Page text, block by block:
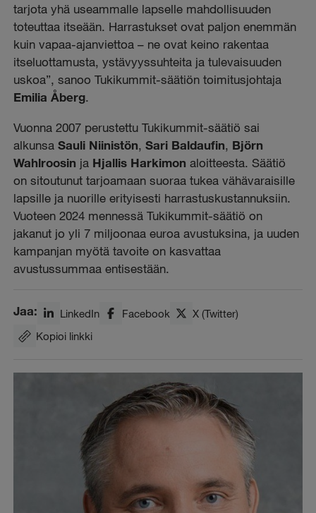
tarjota yhä useammalle lapselle mahdollisuuden
toteuttaa itseään. Harrastukset ovat paljon enemmän
kuin vapaa-ajanviettoa – ne ovat keino rakentaa
itseluottamusta, ystävyyssuhteita ja tulevaisuuden
uskoa”, sanoo Tukikummit-säätiön toimitusjohtaja
Emilia Åberg.
Vuonna 2007 perustettu Tukikummit-säätiö sai
alkunsaSauli Niinistön,Sari Baldaufin, Björn
Wahlroosin ja Hjallis Harkimon aloitteesta. Säätiö
on sitoutunut tarjoamaan suoraa tukea vähävaraisille
lapsille ja nuorille erityisesti harrastuskustannuksiin.
Vuoteen 2024 mennessä Tukikummit-säätiö on
jakanut jo yli 7 miljoonaa euroa avustuksina, ja uuden
kampanjan myötä tavoite on kasvattaa
avustussummaa entisestään.
Jaa: LinkedIn Facebook
X (Twitter)
Kopioi linkki